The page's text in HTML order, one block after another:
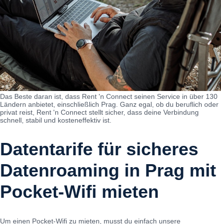
Das Beste daran ist, dass Rent 'n Connect seinen Service in über 130
Ländern anbietet, einschließlich Prag. Ganz egal, ob du beruflich oder
privat reist, Rent 'n Connect stellt sicher, dass deine Verbindung
schnell, stabil und kosteneffektiv ist.
Datentarife für sicheres
Datenroaming in Prag mit
Pocket-Wifi mieten
Um einen Pocket-Wifi zu mieten, musst du einfach unsere